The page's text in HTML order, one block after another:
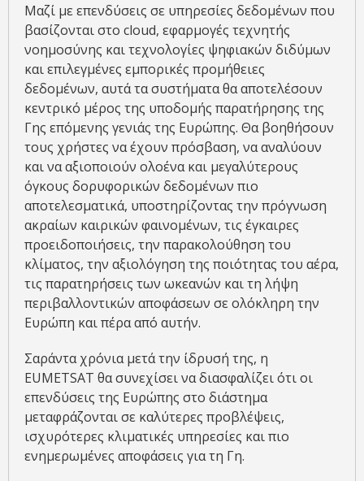
Μαζί με επενδύσεις σε υπηρεσίες δεδομένων που
βασίζονται στο cloud, εφαρμογές τεχνητής
νοημοσύνης και τεχνολογίες ψηφιακών διδύμων
και επιλεγμένες εμπορικές προμήθειες
δεδομένων, αυτά τα συστήματα θα αποτελέσουν
κεντρικό μέρος της υποδομής παρατήρησης της
Γης επόμενης γενιάς της Ευρώπης. Θα βοηθήσουν
τους χρήστες να έχουν πρόσβαση, να αναλύουν
και να αξιοποιούν ολοένα και μεγαλύτερους
όγκους δορυφορικών δεδομένων πιο
αποτελεσματικά, υποστηρίζοντας την πρόγνωση
ακραίων καιρικών φαινομένων, τις έγκαιρες
προειδοποιήσεις, την παρακολούθηση του
κλίματος, την αξιολόγηση της ποιότητας του αέρα,
τις παρατηρήσεις των ωκεανών και τη λήψη
περιβαλλοντικών αποφάσεων σε ολόκληρη την
Ευρώπη και πέρα ​​από αυτήν.
Σαράντα χρόνια μετά την ίδρυσή της, η
EUMETSAT θα συνεχίσει να διασφαλίζει ότι οι
επενδύσεις της Ευρώπης στο διάστημα
μεταφράζονται σε καλύτερες προβλέψεις,
ισχυρότερες κλιματικές υπηρεσίες και πιο
ενημερωμένες αποφάσεις για τη Γη.